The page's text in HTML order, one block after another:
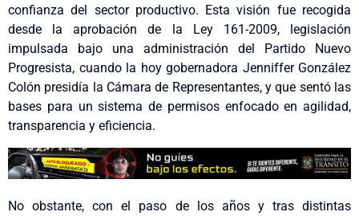
confianza del sector productivo. Esta visión fue recogida
desde la aprobación de la Ley 161-2009, legislación
impulsada bajo una administración del Partido Nuevo
Progresista, cuando la hoy gobernadora Jenniffer González
Colón presidía la Cámara de Representantes, y que sentó las
bases para un sistema de permisos enfocado en agilidad,
transparencia y eficiencia.
No obstante, con el paso de los años y tras distintas